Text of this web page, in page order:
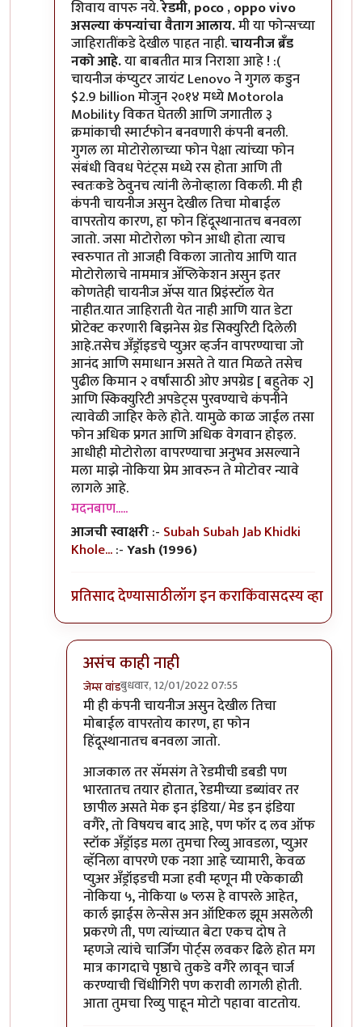
शिवाय वापरु नये.रेडमी, poco , oppo vivo
असल्या कंपन्यांचा वैताग आलाय.मी या फोन्सच्या
जाहिरातींकडे देखील पाहत नाही.चायनीज ब्रँड
नको आहे.या बाबतीत मात्र निराशा आहे ! :(
चायनीज कंप्युटर जायंट Lenovo ने गुगल कडुन
$2.9 billion मोजुन २०१४ मध्ये Motorola
Mobility विकत घेतली आणि जगातील ३
क्रमांकाची स्मार्टफोन बनवणारी कंपनी बनली.
गुगल ला मोटोरोलाच्या फोन पेक्षा त्यांच्या फोन
संबंधी विवध पेटंट्स मध्ये रस होता आणि ती
स्वतःकडे ठेवुनच त्यांनी लेनोव्हाला विकली. मी ही
कंपनी चायनीज असुन देखील तिचा मोबाईल
वापरतोय कारण, हा फोन हिंदूस्थानातच बनवला
जातो. जसा मोटोरोला फोन आधी होता त्याच
स्वरुपात तो आजही विकला जातोय आणि यात
मोटोरोलाचे नाममात्र अ‍ॅप्लिकेशन असुन इतर
कोणतेही चायनीज अ‍ॅप्स यात प्रिइंस्टॉल येत
नाहीत.यात जाहिराती येत नाही आणि यात डेटा
प्रोटेक्ट करणारी बिझनेस ग्रेड सिक्युरिटी दिलेली
आहे.तसेच अँड्रॉइडचे प्युअर व्हर्जन वापरण्याचा जो
आनंद आणि समाधान असते ते यात मिळते तसेच
पुढील किमान २ वर्षांसाठी ओए अपग्रेड [ बहुतेक २]
आणि स्किक्युरिटी अपडेट्स पुरवण्याचे कंपनीने
त्यावेळी जाहिर केले होते. यामुळे काळ जाईल तसा
फोन अधिक प्रगत आणि अधिक वेगवान होइल.
आधीही मोटोरोला वापरण्याचा अनुभव असल्याने
मला माझे नोकिया प्रेम आवरुन ते मोटोवर न्यावे
लागले आहे.
मदनबाण.....
आजची स्वाक्षरी:- Subah Subah Jab Khidki
Khole...:-Yash (1996)
प्रतिसाद देण्यासाठीलॉग इन कराकिंवासदस्य व्हा
असंच काही नाही
जेम्स वांडबुधवार, 12/01/2022 07:55
In reply toया फोन बद्दल तुमचा review काय
मी ही कंपनी चायनीज असुन देखील तिचा
मोबाईल वापरतोय कारण, हा फोन
हिंदूस्थानातच बनवला जातो.
आजकाल तर सॅमसंग ते रेडमीची डबडी पण
भारतातच तयार होतात, रेडमीच्या डब्यांवर तर
छापील असते मेक इन इंडिया/ मेड इन इंडिया
वगैरे, तो विषयच बाद आहे, पण फॉर द लव ऑफ
स्टॉक अँड्रॉइड मला तुमचा रिव्यु आवडला, प्युअर
व्हॅनिला वापरणे एक नशा आहे च्यामारी, केवळ
प्युअर अँड्रॉइडची मजा हवी म्हणून मी एकेकाळी
नोकिया ५, नोकिया ७ प्लस हे वापरले आहेत,
कार्ल झाईस लेन्सेस अन ऑप्टिकल झूम असलेली
प्रकरणे ती, पण त्यांच्यात बेटा एकच दोष ते
म्हणजे त्यांचे चार्जिंग पोर्ट्स लवकर ढिले होत मग
मात्र कागदाचे पृष्ठाचे तुकडे वगैरे लावून चार्ज
करण्याची चिंधीगिरी पण करावी लागली होती.
आता तुमचा रिव्यु पाहून मोटो पहावा वाटतोय.